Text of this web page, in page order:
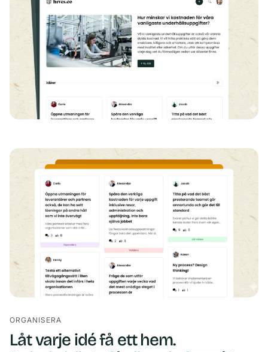
ORGANISERA
Låt varje idé få ett hem.